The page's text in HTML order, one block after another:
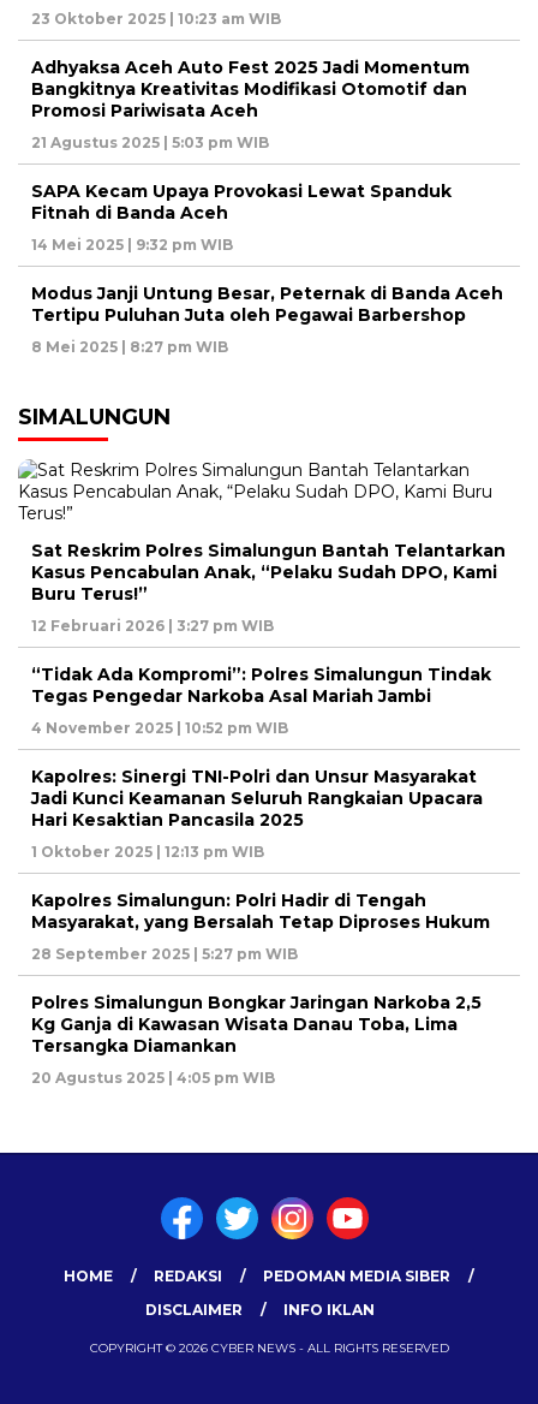
23 Oktober 2025 | 10:23 am WIB
Adhyaksa Aceh Auto Fest 2025 Jadi Momentum
Bangkitnya Kreativitas Modifikasi Otomotif dan
Promosi Pariwisata Aceh
21 Agustus 2025 | 5:03 pm WIB
SAPA Kecam Upaya Provokasi Lewat Spanduk
Fitnah di Banda Aceh
14 Mei 2025 | 9:32 pm WIB
Modus Janji Untung Besar, Peternak di Banda Aceh
Tertipu Puluhan Juta oleh Pegawai Barbershop
8 Mei 2025 | 8:27 pm WIB
SIMALUNGUN
Sat Reskrim Polres Simalungun Bantah Telantarkan
Kasus Pencabulan Anak, “Pelaku Sudah DPO, Kami
Buru Terus!”
12 Februari 2026 | 3:27 pm WIB
“Tidak Ada Kompromi”: Polres Simalungun Tindak
Tegas Pengedar Narkoba Asal Mariah Jambi
4 November 2025 | 10:52 pm WIB
Kapolres: Sinergi TNI-Polri dan Unsur Masyarakat
Jadi Kunci Keamanan Seluruh Rangkaian Upacara
Hari Kesaktian Pancasila 2025
1 Oktober 2025 | 12:13 pm WIB
Kapolres Simalungun: Polri Hadir di Tengah
Masyarakat, yang Bersalah Tetap Diproses Hukum
28 September 2025 | 5:27 pm WIB
Polres Simalungun Bongkar Jaringan Narkoba 2,5
Kg Ganja di Kawasan Wisata Danau Toba, Lima
Tersangka Diamankan
20 Agustus 2025 | 4:05 pm WIB
HOME REDAKSI
PEDOMAN MEDIA SIBER
DISCLAIMER
INFO IKLAN
COPYRIGHT © 2026 CYBER NEWS - ALL RIGHTS RESERVED